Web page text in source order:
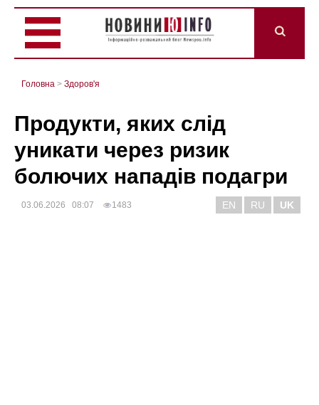
Головна > Здоров'я
Продукти, яких слід
уникати через ризик
болючих нападів подагри
03.06.2026 08:07 1483 EN RU UK